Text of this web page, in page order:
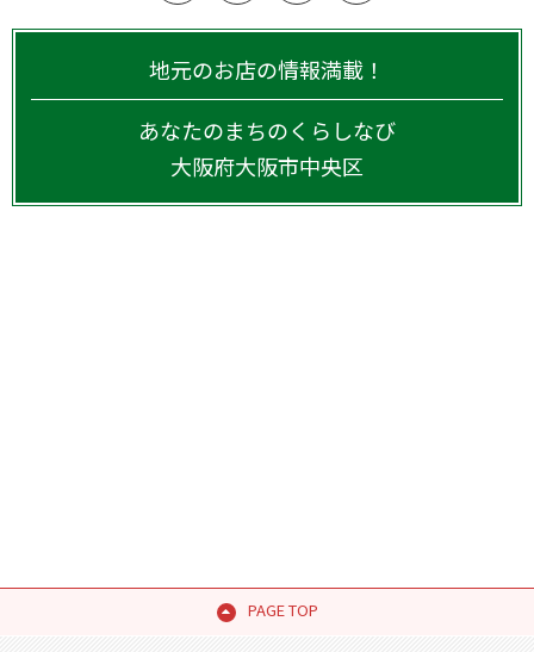
地元のお店の情報満載！
あなたのまちのくらしなび
大阪府大阪市中央区
PAGE TOP